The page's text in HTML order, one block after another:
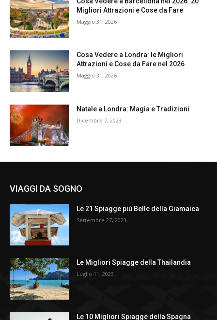
Migliori Attrazioni e Cose da Fare
Maggio 31, 2026
Cosa Vedere a Londra: le Migliori
Attrazioni e Cose da Fare nel 2026
Maggio 31, 2026
Natale a Londra: Magia e Tradizioni
Dicembre 7, 2023
VIAGGI DA SOGNO
Le 21 Spiagge più Belle della Giamaica
Settembre 27, 2023
Le Migliori Spiagge della Thailandia
Luglio 11, 2023
Le 10 Migliori Spiagge della Spagna